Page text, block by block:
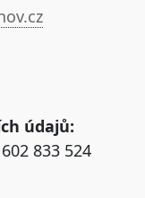
údajů:
833 524